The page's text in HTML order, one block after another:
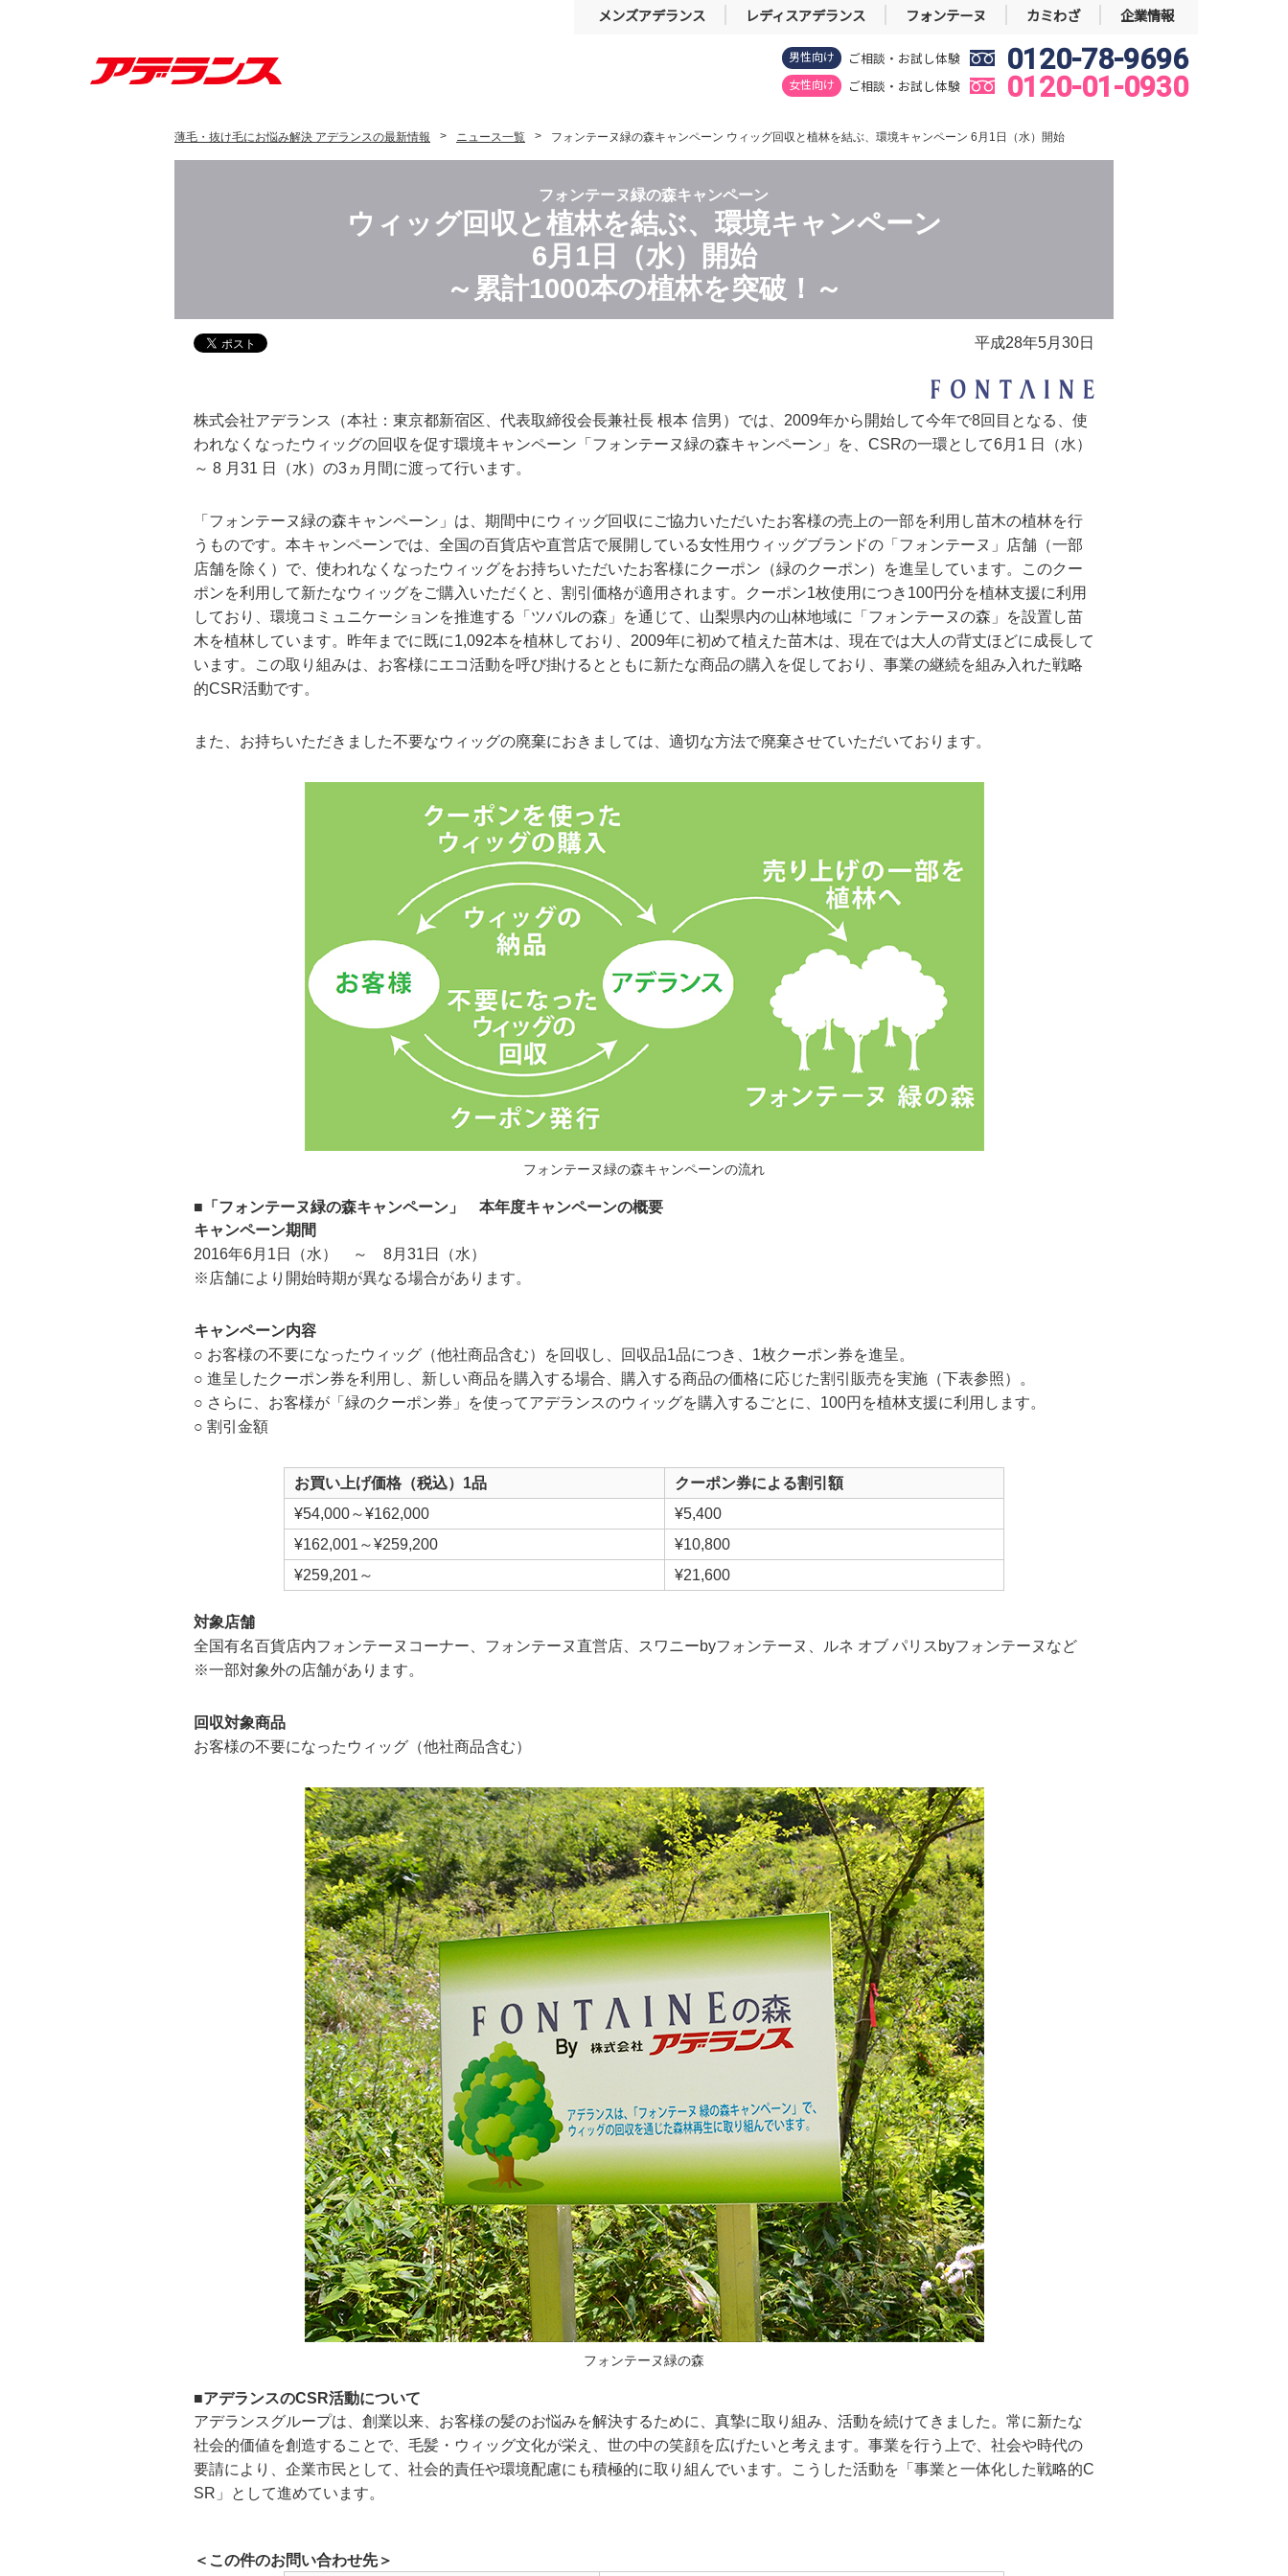
メンズアデランス レディスアデランス フォンテーヌ カミわざ 企業情報
男性向け ご相談・お試し体験 0120-78-9696
女性向け ご相談・お試し体験 0120-01-0930
薄毛・抜け毛にお悩み解決 アデランスの最新情報 ニュース一覧 フォンテーヌ緑の森キャンペーン ウィッグ回収と植林を結ぶ、環境キャンペーン 6月1日（水）開始
フォンテーヌ緑の森キャンペーン
ウィッグ回収と植林を結ぶ、環境キャンペーン
6月1日（水）開始
～累計1000本の植林を突破！～
平成28年5月30日
株式会社アデランス（本社：東京都新宿区、代表取締役会長兼社長 根本 信男）では、2009年から開始して今年で8回目となる、使
われなくなったウィッグの回収を促す環境キャンペーン「フォンテーヌ緑の森キャンペーン」を、CSRの一環として6月1 日（水）
～ 8 月31 日（水）の3ヵ月間に渡って行います。
「フォンテーヌ緑の森キャンペーン」は、期間中にウィッグ回収にご協力いただいたお客様の売上の一部を利用し苗木の植林を行
うものです。本キャンペーンでは、全国の百貨店や直営店で展開している女性用ウィッグブランドの「フォンテーヌ」店舗（一部
店舗を除く）で、使われなくなったウィッグをお持ちいただいたお客様にクーポン（緑のクーポン）を進呈しています。このクー
ポンを利用して新たなウィッグをご購入いただくと、割引価格が適用されます。クーポン1枚使用につき100円分を植林支援に利用
しており、環境コミュニケーションを推進する「ツバルの森」を通じて、山梨県内の山林地域に「フォンテーヌの森」を設置し苗
木を植林しています。昨年までに既に1,092本を植林しており、2009年に初めて植えた苗木は、現在では大人の背丈ほどに成長して
います。この取り組みは、お客様にエコ活動を呼び掛けるとともに新たな商品の購入を促しており、事業の継続を組み入れた戦略
的CSR活動です。
また、お持ちいただきました不要なウィッグの廃棄におきましては、適切な方法で廃棄させていただいております。
フォンテーヌ緑の森キャンペーンの流れ
■「フォンテーヌ緑の森キャンペーン」 本年度キャンペーンの概要
キャンペーン期間
2016年6月1日（水） ～ 8月31日（水）
※店舗により開始時期が異なる場合があります。
キャンペーン内容
○ お客様の不要になったウィッグ（他社商品含む）を回収し、回収品1品につき、1枚クーポン券を進呈。
○ 進呈したクーポン券を利用し、新しい商品を購入する場合、購入する商品の価格に応じた割引販売を実施（下表参照）。
○ さらに、お客様が「緑のクーポン券」を使ってアデランスのウィッグを購入するごとに、100円を植林支援に利用します。
○ 割引金額
お買い上げ価格（税込）1品
クーポン券による割引額
¥54,000～¥162,000
¥5,400
¥162,001～¥259,200
¥10,800
¥259,201～
¥21,600
対象店舗
全国有名百貨店内フォンテーヌコーナー、フォンテーヌ直営店、スワニーbyフォンテーヌ、ルネ オブ パリスbyフォンテーヌなど
※一部対象外の店舗があります。
回収対象商品
お客様の不要になったウィッグ（他社商品含む）
フォンテーヌ緑の森
■アデランスのCSR活動について
アデランスグループは、創業以来、お客様の髪のお悩みを解決するために、真摯に取り組み、活動を続けてきました。常に新たな
社会的価値を創造することで、毛髪・ウィッグ文化が栄え、世の中の笑顔を広げたいと考えます。事業を行う上で、社会や時代の
要請により、企業市民として、社会的責任や環境配慮にも積極的に取り組んでいます。こうした活動を「事業と一体化した戦略的C
SR」として進めています。
＜この件のお問い合わせ先＞